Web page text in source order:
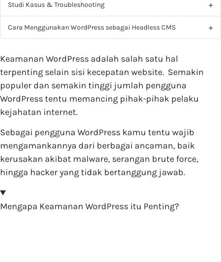
Studi Kasus & Troubleshooting
Cara Menggunakan WordPress sebagai Headless CMS
Keamanan WordPress adalah salah satu hal
terpenting selain sisi kecepatan website. Semakin
populer dan semakin tinggi jumlah pengguna
WordPress tentu memancing pihak-pihak pelaku
kejahatan internet.
Sebagai pengguna WordPress kamu tentu wajib
mengamankannya dari berbagai ancaman, baik
kerusakan akibat malware, serangan brute force,
hingga hacker yang tidak bertanggung jawab.
Mengapa Keamanan WordPress itu Penting?